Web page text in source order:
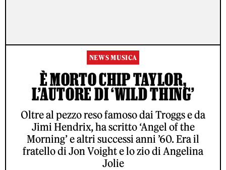
NEWS MUSICA
È MORTO CHIP TAYLOR,
L’AUTORE DI ‘WILD THING’
Oltre al pezzo reso famoso dai Troggs e da
Jimi Hendrix, ha scritto ‘Angel of the
Morning’ e altri successi anni ’60. Era il
fratello di Jon Voight e lo zio di Angelina
Jolie